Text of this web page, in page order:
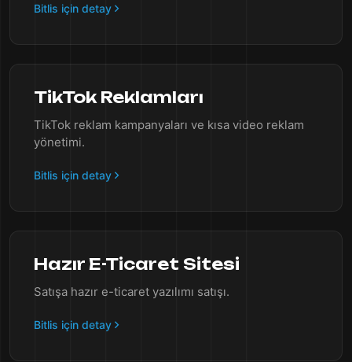
Bitlis için detay
TikTok Reklamları
TikTok reklam kampanyaları ve kısa video reklam
yönetimi.
Bitlis için detay
Hazır E-Ticaret Sitesi
Satışa hazır e-ticaret yazılımı satışı.
Bitlis için detay